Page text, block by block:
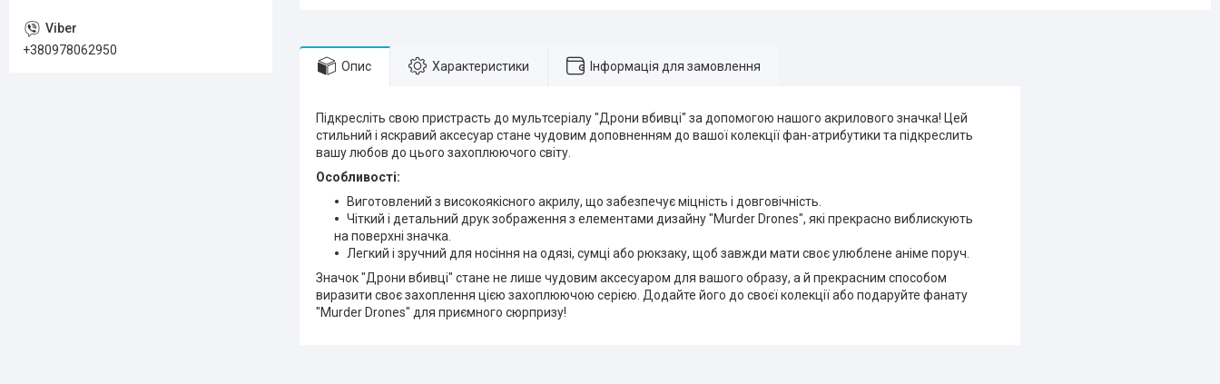
Опис Характеристики Інформація для замовлення
Підкресліть свою пристрасть до мультсеріалу "Дрони вбивці" за допомогою нашого акрилового значка! Цей
стильний і яскравий аксесуар стане чудовим доповненням до вашої колекції фан-атрибутики та підкреслить
вашу любов до цього захоплюючого світу.
Особливості:
Виготовлений з високоякісного акрилу, що забезпечує міцність і довговічність.
Чіткий і детальний друк зображення з елементами дизайну "Murder Drones", які прекрасно виблискують
на поверхні значка.
Легкий і зручний для носіння на одязі, сумці або рюкзаку, щоб завжди мати своє улюблене аніме поруч.
Значок "Дрони вбивці" стане не лише чудовим аксесуаром для вашого образу, а й прекрасним способом
виразити своє захоплення цією захоплюючою серією. Додайте його до своєї колекції або подаруйте фанату
"Murder Drones" для приємного сюрпризу!
+380978062950